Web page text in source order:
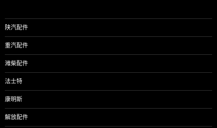
陕汽配件
重汽配件
潍柴配件
法士特
康明斯
解放配件